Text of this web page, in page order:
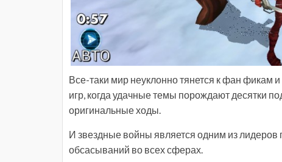
Все-таки мир неуклонно тянется к фан фикам
игр, когда удачные темы порождают десятки
оригинальные ходы.
И звездные войны является одним из
обсасываний во всех сферах.